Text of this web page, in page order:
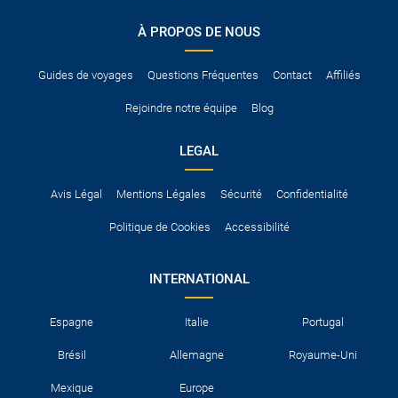
Pour vous en assurer, vous pouvez vous renseigner auprès des
services consulaires du pays concerné.
À PROPOS DE NOUS
Guides de voyages Questions Fréquentes Contact Affiliés
Rejoindre notre équipe Blog
LEGAL
Avis Légal Mentions Légales Sécurité Confidentialité
Politique de Cookies Accessibilité
INTERNATIONAL
Espagne Italie Portugal
Brésil Allemagne Royaume-Uni
Mexique Europe